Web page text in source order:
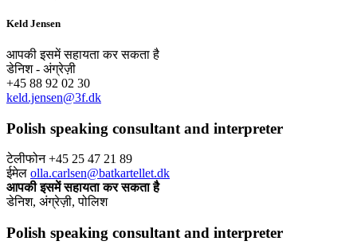
Keld Jensen
आपकी इसमें सहायता कर सकता है
डेनिश - अंग्रेज़ी
+45 88 92 02 30
keld.jensen@3f.dk
Polish speaking consultant and interpreter
टेलीफोन +45 25 47 21 89
ईमेल olla.carlsen@batkartellet.dk
आपकी इसमें सहायता कर सकता है
डेनिश, अंग्रेज़ी, पोलिश
Polish speaking consultant and interpreter